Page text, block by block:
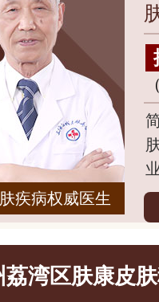
疾病权威医生
荔湾区肤康皮